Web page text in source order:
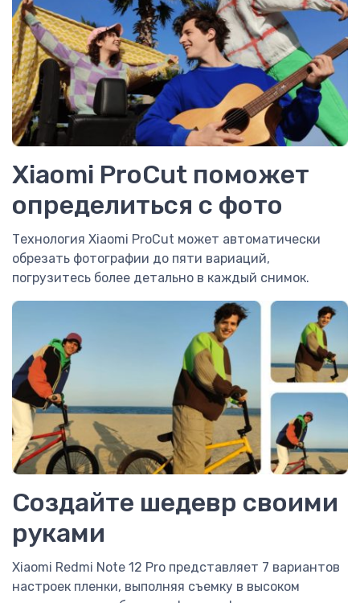
Xiaomi ProCut поможет
определиться с фото
Технология Xiaomi ProCut может автоматически
обрезать фотографии до пяти вариаций,
погрузитесь более детально в каждый снимок.
Создайте шедевр своими
руками
Xiaomi Redmi Note 12 Pro представляет 7 вариантов
настроек пленки, выполняя съемку в высоком